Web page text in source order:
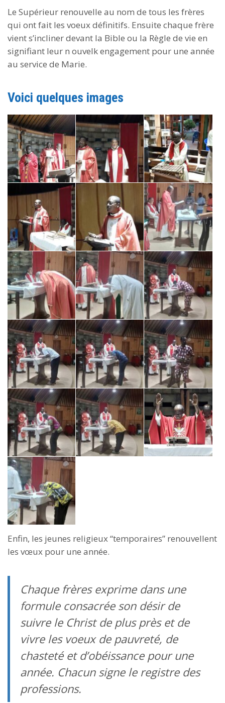
Le Supérieur renouvelle au nom de tous les frères
qui ont fait les voeux définitifs. Ensuite chaque frère
vient s’incliner devant la Bible ou la Règle de vie en
signifiant leur n ouvelk engagement pour une année
au service de Marie.
Voici quelques images
Enfin, les jeunes religieux “temporaires” renouvellent
les vœux pour une année.
Chaque frères exprime dans une
formule consacrée son désir de
suivre le Christ de plus près et de
vivre les voeux de pauvreté, de
chasteté et d’obéissance pour une
année. Chacun signe le registre des
professions.